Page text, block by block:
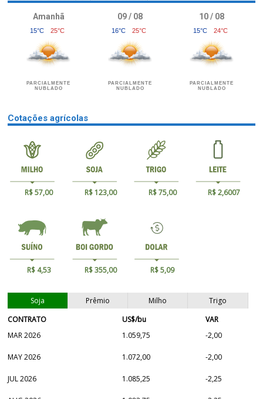
Amanhã
15°C 25°C
PARCIALMENTE
NUBLADO
09 / 08
16°C 25°C
PARCIALMENTE
NUBLADO
10 / 08
15°C 24°C
PARCIALMENTE
NUBLADO
Cotações agrícolas
R$ 57,00 R$ 123,00 R$ 75,00 R$ 2,6007
R$ 4,53 R$ 355,00 R$ 5,09
Soja Prêmio Milho
Trigo
CONTRATO
US$/bu
VAR
MAR 2026
1.059,75 -2,00
MAY 2026 1.072,00 -2,00
JUL 2026 1.085,25 -2,25